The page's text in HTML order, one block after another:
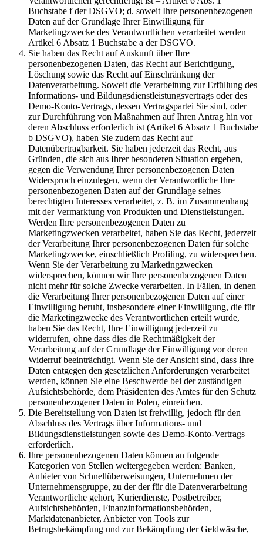
Buchstabe f der DSGVO; d. soweit Ihre personenbezogenen
Daten auf der Grundlage Ihrer Einwilligung für
Marketingzwecke des Verantwortlichen verarbeitet werden –
Artikel 6 Absatz 1 Buchstabe a der DSGVO.
Sie haben das Recht auf Auskunft über Ihre
personenbezogenen Daten, das Recht auf Berichtigung,
Löschung sowie das Recht auf Einschränkung der
Datenverarbeitung. Soweit die Verarbeitung zur Erfüllung des
Informations- und Bildungsdienstleistungsvertrags oder des
Demo-Konto-Vertrags, dessen Vertragspartei Sie sind, oder
zur Durchführung von Maßnahmen auf Ihren Antrag hin vor
deren Abschluss erforderlich ist (Artikel 6 Absatz 1 Buchstabe
b DSGVO), haben Sie zudem das Recht auf
Datenübertragbarkeit. Sie haben jederzeit das Recht, aus
Gründen, die sich aus Ihrer besonderen Situation ergeben,
gegen die Verwendung Ihrer personenbezogenen Daten
Widerspruch einzulegen, wenn der Verantwortliche Ihre
personenbezogenen Daten auf der Grundlage seines
berechtigten Interesses verarbeitet, z. B. im Zusammenhang
mit der Vermarktung von Produkten und Dienstleistungen.
Werden Ihre personenbezogenen Daten zu
Marketingzwecken verarbeitet, haben Sie das Recht, jederzeit
der Verarbeitung Ihrer personenbezogenen Daten für solche
Marketingzwecke, einschließlich Profiling, zu widersprechen.
Wenn Sie der Verarbeitung zu Marketingzwecken
widersprechen, können wir Ihre personenbezogenen Daten
nicht mehr für solche Zwecke verarbeiten. In Fällen, in denen
die Verarbeitung Ihrer personenbezogenen Daten auf einer
Einwilligung beruht, insbesondere einer Einwilligung, die für
die Marketingzwecke des Verantwortlichen erteilt wurde,
haben Sie das Recht, Ihre Einwilligung jederzeit zu
widerrufen, ohne dass dies die Rechtmäßigkeit der
Verarbeitung auf der Grundlage der Einwilligung vor deren
Widerruf beeinträchtigt. Wenn Sie der Ansicht sind, dass Ihre
Daten entgegen den gesetzlichen Anforderungen verarbeitet
werden, können Sie eine Beschwerde bei der zuständigen
Aufsichtsbehörde, dem Präsidenten des Amtes für den Schutz
personenbezogener Daten in Polen, einreichen.
Die Bereitstellung von Daten ist freiwillig, jedoch für den
Abschluss des Vertrags über Informations- und
Bildungsdienstleistungen sowie des Demo-Konto-Vertrags
erforderlich.
Ihre personenbezogenen Daten können an folgende
Kategorien von Stellen weitergegeben werden: Banken,
Anbieter von Schnellüberweisungen, Unternehmen der
Unternehmensgruppe, zu der der für die Datenverarbeitung
Verantwortliche gehört, Kurierdienste, Postbetreiber,
Aufsichtsbehörden, Finanzinformationsbehörden,
Marktdatenanbieter, Anbieter von Tools zur
Betrugsbekämpfung und zur Bekämpfung der Geldwäsche,